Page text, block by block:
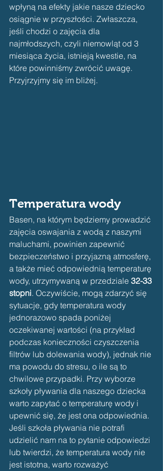
wpłyną na efekty jakie nasze dziecko
osiągnie w przyszłości. Zwłaszcza,
jeśli chodzi o zajęcia dla
najmłodszych, czyli niemowląt od 3
miesiąca życia, istnieją kwestie, na
które powinniśmy zwrócić uwagę.
Przyjrzyjmy się im bliżej.
Temperatura wody
Basen, na którym będziemy prowadzić
zajęcia oswajania z wodą z naszymi
maluchami, powinien zapewnić
bezpieczeństwo i przyjazną atmosferę,
a także mieć odpowiednią temperaturę
wody, utrzymywaną w przedziale 32-33
stopni. Oczywiście, mogą zdarzyć się
sytuacje, gdy temperatura wody
jednorazowo spada poniżej
oczekiwanej wartości (na przykład
podczas konieczności czyszczenia
filtrów lub dolewania wody), jednak nie
ma powodu do stresu, o ile są to
chwilowe przypadki. Przy wyborze
szkoły pływania dla naszego dziecka
warto zapytać o temperaturę wody i
upewnić się, że jest ona odpowiednia.
Jeśli szkoła pływania nie potrafi
udzielić nam na to pytanie odpowiedzi
lub twierdzi, że temperatura wody nie
jest istotna, warto rozważyć